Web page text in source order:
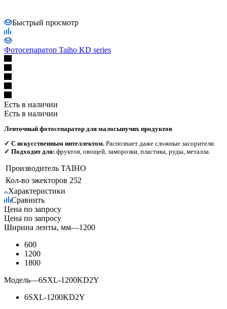
Быстрый просмотр
Фотосепаратор Taiho KD series
Есть в наличии
Есть в наличии
Ленточный фотосепаратор для малосыпучих продуктов
✓ С искусственным интеллектом. Распознает даже сложные засорители.
✓ Подходит для: фруктов, овощей, заморозки, пластика, руды, металла.
Производитель TAIHO
Кол-во эжекторов 252
Характеристики
Сравнить
Цена по запросу
Цена по запросу
Ширина ленты, мм—1200
600
1200
1800
Модель—6SXL-1200KD2Y
6SXL-1200KD2Y